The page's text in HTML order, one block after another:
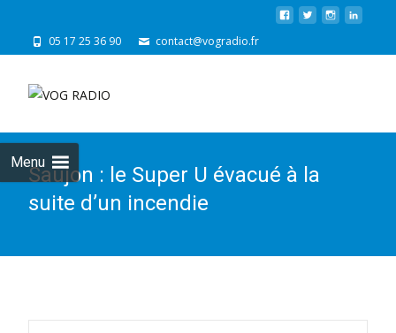
05 17 25 36 90 contact@vogradio.fr
Menu
Saujon : le Super U évacué à la
suite d’un incendie